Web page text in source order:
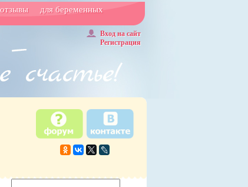
отзывы для беременных
Вход на сайт
Регистрация